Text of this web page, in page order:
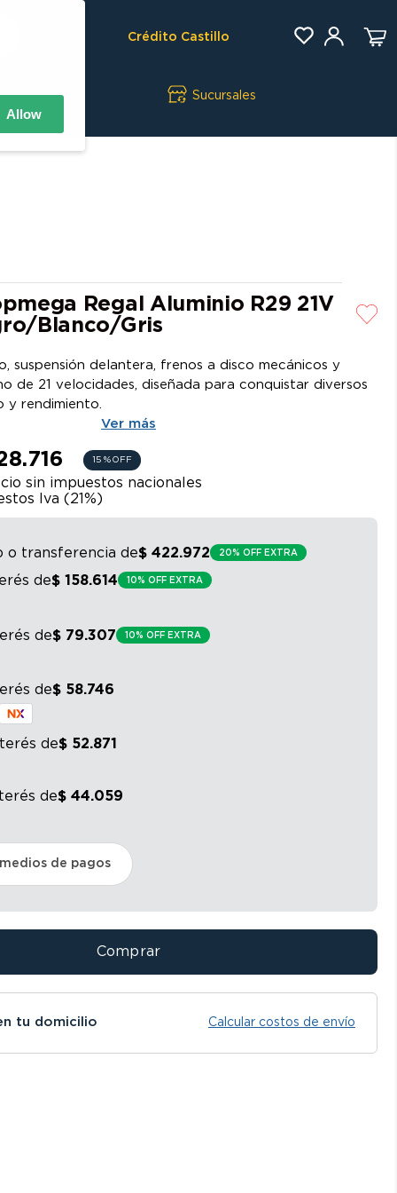
Crédito Castillo
Sucursales
Regal Aluminio R29 21V
Blanco/Gris
suspensión delantera, frenos a disco mecánicos y
de 21 velocidades, diseñada para conquistar diversos
y rendimiento.
Ver más
15 % OFF
sin impuestos nacionales
Iva (21%)
o transferencia de$ 422.972 20% OFF EXTRA
de$ 158.614 10% OFF EXTRA
de$ 79.307 10% OFF EXTRA
de$ 58.746
de$ 52.871
de$ 44.059
de pagos
Comprar
tu domicilio Calcular costos de envío
Allow